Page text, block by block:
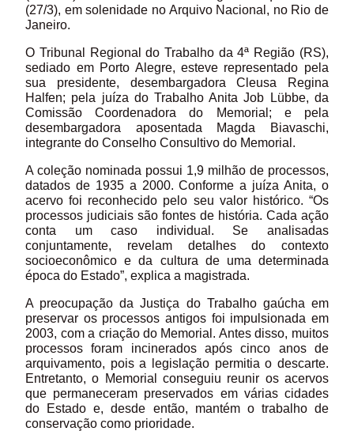
(27/3), em solenidade no Arquivo Nacional, no Rio de
Janeiro.
O Tribunal Regional do Trabalho da 4ª Região (RS),
sediado em Porto Alegre, esteve representado pela
sua presidente, desembargadora Cleusa Regina
Halfen; pela juíza do Trabalho Anita Job Lübbe, da
Comissão Coordenadora do Memorial; e pela
desembargadora aposentada Magda Biavaschi,
integrante do Conselho Consultivo do Memorial.
A coleção nominada possui 1,9 milhão de processos,
datados de 1935 a 2000. Conforme a juíza Anita, o
acervo foi reconhecido pelo seu valor histórico. “Os
processos judiciais são fontes de história. Cada ação
conta um caso individual. Se analisadas
conjuntamente, revelam detalhes do contexto
socioeconômico e da cultura de uma determinada
época do Estado”, explica a magistrada.
A preocupação da Justiça do Trabalho gaúcha em
preservar os processos antigos foi impulsionada em
2003, com a criação do Memorial. Antes disso, muitos
processos foram incinerados após cinco anos de
arquivamento, pois a legislação permitia o descarte.
Entretanto, o Memorial conseguiu reunir os acervos
que permaneceram preservados em várias cidades
do Estado e, desde então, mantém o trabalho de
conservação como prioridade.